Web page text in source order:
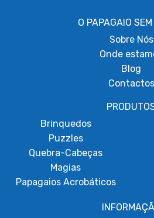
O PAPAGAIO
Sobre Nós
Onde
Blog
Contactos
Brinquedos
Puzzles
Quebra-Cabeças
Magias
Papagaios Acrobáticos